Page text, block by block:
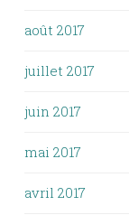
août 2017
juillet 2017
juin 2017
mai 2017
avril 2017